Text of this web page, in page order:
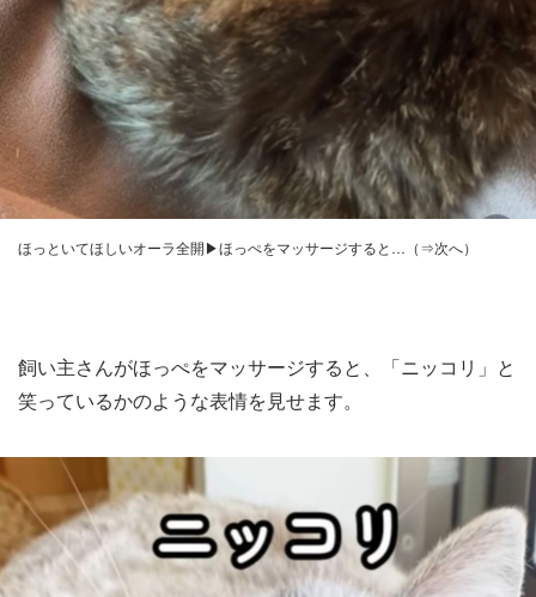
ほっといてほしいオーラ全開▶ほっぺをマッサージすると…（⇒次へ）
飼い主さんがほっぺをマッサージすると、「ニッコリ」と
笑っているかのような表情を見せます。